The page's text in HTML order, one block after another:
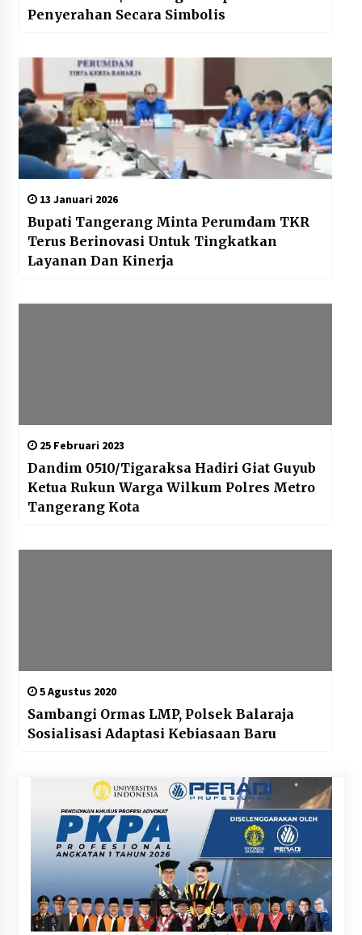
Penyerahan Secara Simbolis
13 Januari 2026
Bupati Tangerang Minta Perumdam TKR
Terus Berinovasi Untuk Tingkatkan
Layanan Dan Kinerja
25 Februari 2023
Dandim 0510/Tigaraksa Hadiri Giat Guyub
Ketua Rukun Warga Wilkum Polres Metro
Tangerang Kota
5 Agustus 2020
Sambangi Ormas LMP, Polsek Balaraja
Sosialisasi Adaptasi Kebiasaan Baru